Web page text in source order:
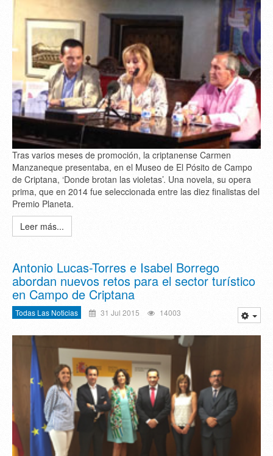
Tras varios meses de promoción, la criptanense Carmen
Manzaneque presentaba, en el Museo de El Pósito de Campo
de Criptana, ‘Donde brotan las violetas’. Una novela, su opera
prima, que en 2014 fue seleccionada entre las diez finalistas del
Premio Planeta.
Leer más...
Antonio Lucas-Torres e Isabel Borrego
abordan nuevos retos para el sector turístico
en Campo de Criptana
Todas Las Noticias 31 Jul 2015 14003